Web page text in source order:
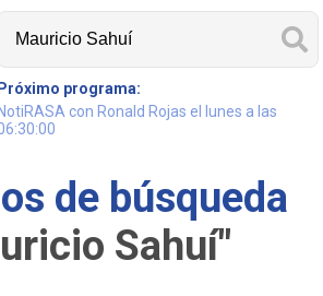
Próximo programa:
NotiRASA con Ronald Rojas el lunes a las
de búsqueda
Sahuí"